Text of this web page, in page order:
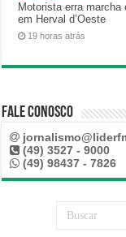
Motorista erra
em Herval d’Oeste
19 horas atrás
Fale Conosco
(49) 3527 - 9000
(49) 98437 - 7826